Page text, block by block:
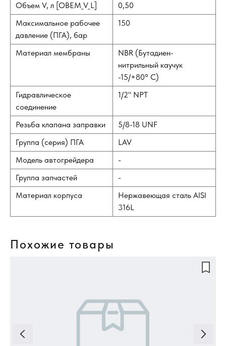
Объем V, л [OBEM_V_L]
0,50
Максимальное рабочее
давление (ПГА), бар
150
Материал мембраны
NBR (Бутадиен-
нитрильный каучук
-15/+80° С)
Гидравлическое
соединение
1/2" NPT
Резьба клапана заправки
5/8-18 UNF
Группа (серия) ПГА
LAV
Модель автогрейдера
-
Группа запчастей
-
Материал корпуса
Нержавеющая сталь AISI
316L
Похожие товары